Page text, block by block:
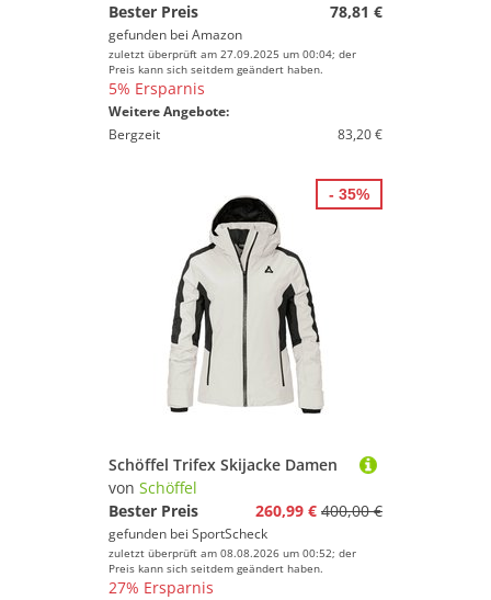
Bester Preis
78,81 €
gefunden bei Amazon
zuletzt überprüft am 27.09.2025 um 00:04; der
Preis kann sich seitdem geändert haben.
5% Ersparnis
Weitere Angebote:
Bergzeit
83,20 €
Schöffel Trifex Skijacke Damen
von Schöffel
Bester Preis
260,99 € 400,00 €
gefunden bei SportScheck
zuletzt überprüft am 08.08.2026 um 00:52; der
Preis kann sich seitdem geändert haben.
27% Ersparnis
- 35%